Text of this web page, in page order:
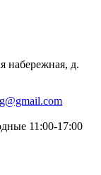
набережная, д.
11:00-17:00